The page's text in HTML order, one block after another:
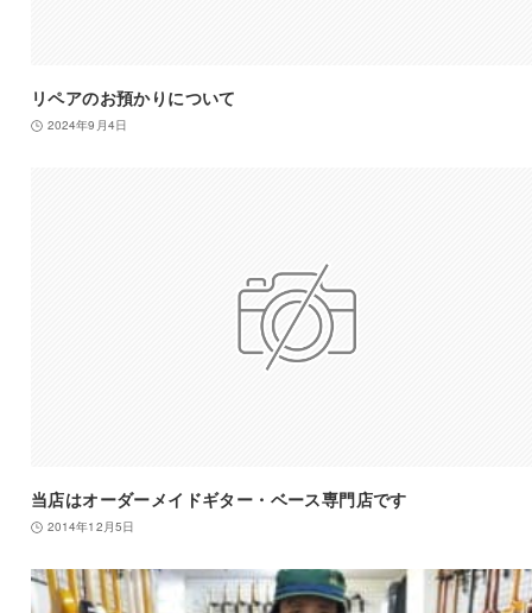
リペアのお預かりについて
2024年9月4日
当店はオーダーメイドギター・ベース専門店です
2014年12月5日